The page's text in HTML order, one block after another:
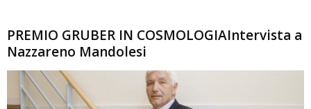
PREMIO GRUBER IN COSMOLOGIAIntervista a
Nazzareno Mandolesi